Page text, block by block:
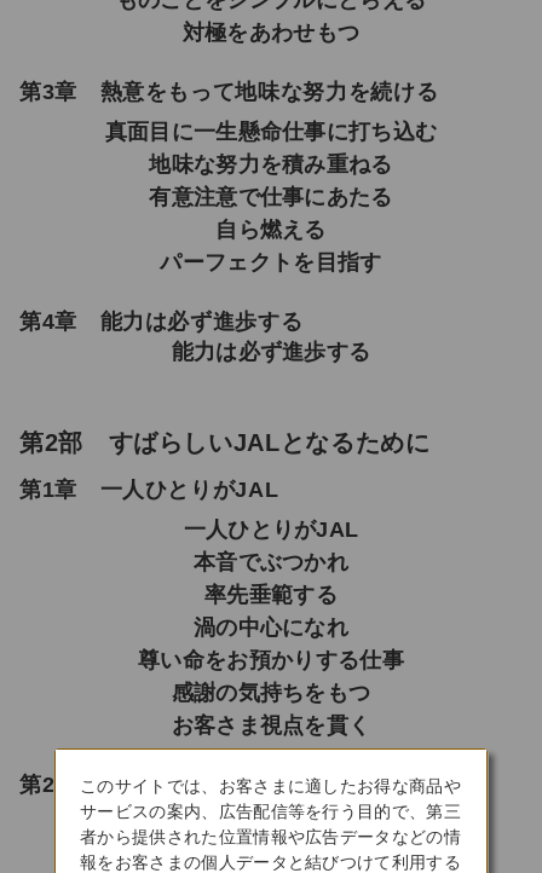
対極をあわせもつ
第3章 熱意をもって地味な努力を続ける
真面目に一生懸命仕事に打ち込む
地味な努力を積み重ねる
有意注意で仕事にあたる
自ら燃える
パーフェクトを目指す
第4章 能力は必ず進歩する
能力は必ず進歩する
第2部 すばらしいJALとなるために
第1章 一人ひとりがJAL
一人ひとりがJAL
本音でぶつかれ
率先垂範する
渦の中心になれ
尊い命をお預かりする仕事
感謝の気持ちをもつ
お客さま視点を貫く
第2章 採算意識を高める
売上を最大に、経費を最小に
採算意識を高める
このサイトでは、お客さまに適したお得な商品や
サービスの案内、広告配信等を行う目的で、第三
者から提供された位置情報や広告データなどの情
報をお客さまの個人データと結びつけて利用する